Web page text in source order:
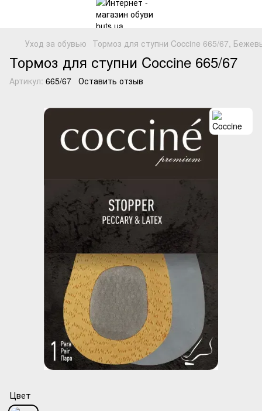
Уход за обувью Тормоз для ступни Coccine 665/67,
Тормоз для ступни Coccine 665/67
Артикул: 665/67 Оставить отзыв
Цвет